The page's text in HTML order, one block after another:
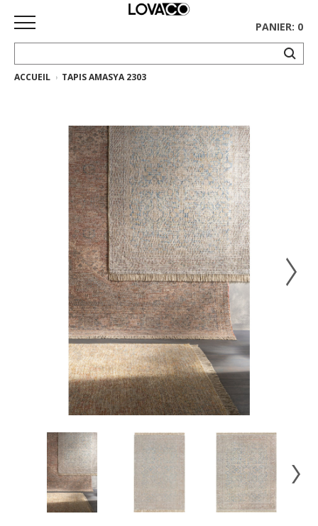
ACCUEIL
Collection
complète
Collection
Ethnicraft
Collection
démonstrateurs
Luminaires
Miroirs
COMPTE
LISTE
SOUHAITS
PANIER: 0
ACCUEIL TAPIS AMASYA 2303